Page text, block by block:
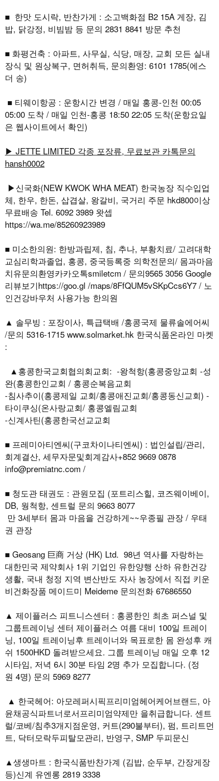
■ 한맛 도시락, 반찬가게 : 소고백화점 B2 15A 게장, 김
밥, 닭강정, 비빔밤 등 문의 2831 8841 방문 추천
■ 화평건축 : 아파트, 사무실, 식당, 매장, 교회 모든 실내
장식 및 원상복구, 면허취득, 문의환영: 6101 1785(에스
더 송)
■ 티웨이항공 : 운항시간 변경 / 매일 홍콩-인천 00:05
05:00 도착 / 매일 인천-홍콩 18:50 22:05 도착(운항요일
은 웹사이트에서 확인)
▶ JETTE LIMITED 각종 포장류, 무료보관 카톡문의
hansh0002
▶신국화(NEW KWOK WHA MEAT) 한국농장 직수입업
체, 한우, 한돈, 삽겹살, 왕갈비, 국거리 주문 hkd800이상
무료배송 Tel. 6092 3989 왓셉
https://wa.me/85260923989
■ 미소한의원: 한방과립제, 침, 추나, 부황치료/ 고려대학
교심리학과졸업, 홍콩, 중국등록중 의학전문의/ 몸과마음
치유문의환영카카오톡smiletcm / 문의9565 3056 Google
리뷰보기https://goo.gl /maps/8FfQUM5vSKpCcs6Y7 / 노
인건강바우처 사용가능 한의원
▲ 솔무빙 : 포장이사, 특급택배 /홍콩국제 물류솔에어씨
/문의 5316-1715 www.solmarket.hk 한국식품온라인 마켓
:
▲홍콩한국교회협의회교회: -왕척항(홍콩중앙교회 -성
완(홍콩한인교회 / 홍콩순복음교회
-침사추이(홍콩제일 교회/홍콩애진교회/홍콩동신교회) -
타이쿠싱(온사랑교회/ 홍콩엘림교회
-신계사틴(홍콩한국선교교회
■ 프레미아티엔씨(구코차이나티엔씨) : 법인설립/관리,
회계결산, 세무자문및회계감사+852 9669 0878
info@premiatnc.com /
■ 청도관 태권도 : 관원모집 (포트리스힐, 코즈웨이베이,
DB, 웡척항, 센트럴 문의 9663 8077
만 3세부터 몸과 마음을 건강하게~~우종필 관장 / 우태
권 관장
■ Geosang 巨商 거상 (HK) Ltd. 98년 역사를 자랑하는
대한민국 제약회사 1위 기업인 유한양행 산하 유한건강
생활, 국내 청정 지역 변산반도 자사 농장에서 직접 키운
비건화장품 메이드미 Meideme 문의전화 67686550
▲ 제이플러스 피트니스센터 : 홍콩한인 최초 퍼스널 및
그룹트레이닝 센터 제이플러스 여름 대비 100일 트레이
닝, 100일 트레이닝후 트레이너와 목표로한 몸 완성후 캐
쉬 1500HKD 돌려받으세요. 그룹 트레이닝 매일 오후 12
시타임, 저녁 6시 30분 타임 2명 추가 모집합니다. (정
원 4명) 문의 5969 8277
▲ 한국헤어: 아모레퍼시픽프리미엄헤어케어브랜드, 아
윤채공식파트너로서프리미엄약제만 을취급합니다. 센트
럴/코베/침추3개지점운영, 커트(290불부터), 펌, 트리트먼
트, 닥터모락두피탈모관리, 반영구, SMP 두피문신
▲생생마트 : 한국식품반찬가계 (김밥, 순두부, 간장게장
등)신계 유엔롱 2819 3338